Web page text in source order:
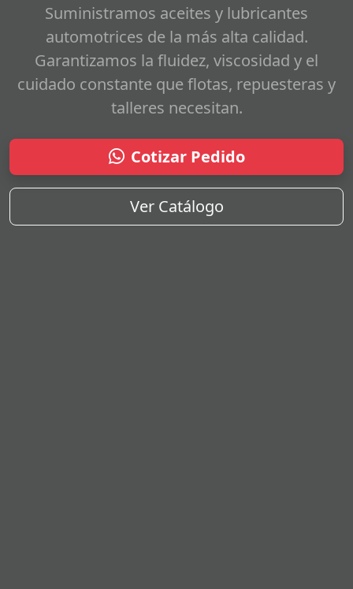
Suministramos aceites y lubricantes
automotrices de la más alta calidad.
Garantizamos la fluidez, viscosidad y el
cuidado constante que flotas, repuesteras y
talleres necesitan.
Cotizar Pedido
Ver Catálogo